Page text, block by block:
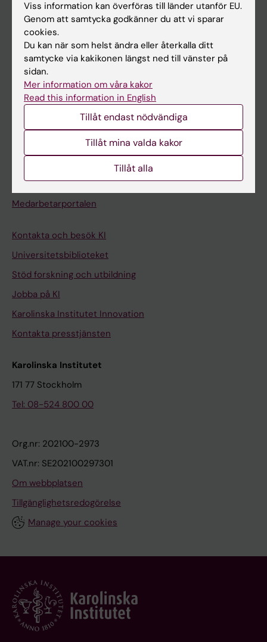
Student
Ladok
Canvas
Schema
Studentmejlen
Kurs- och programwebbar
Medarbetare
Medarbetarportalen
Kontakta och besök KI
Universitetsbiblioteket
Stöd forskning och utbildning
Jobba på KI
Karolinska Institutet Innovation
Kontakta presstjänsten
Karolinska Institutet
171 77 Stockholm
Tel: 08-524 800 00
Org.nr: 202100-2973
VAT.nr: SE202100297301
Om webbplatsen
Tillgänglighetsredogörelse
Manage your cookies
Viss information kan överföras till länder utanför EU.
Genom att samtycka godkänner du att vi sparar
cookies.
Du kan när som helst ändra eller återkalla ditt
samtycke via kakikonen längst ned till vänster på
sidan.
Mer information om våra kakor
Read this information in English
Tillåt endast nödvändiga
Tillåt mina valda kakor
Tillåt alla